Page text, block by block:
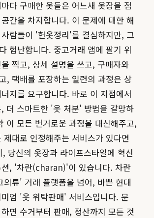
다 구매한 옷들은 어느새 옷장을 점
간을 차지합니다. 이 문제에 대한 해
람들이 '헌옷정리'를 결심하지만, 그
험난합니다. 중고거래 앱에 팔기 위
찍고, 상세 설명을 쓰고, 구매자와
, 택배를 포장하는 일련의 과정은 상
지를 요구합니다. 바로 이 지점에서
더 스마트한 '옷 처분' 방법을 갈망하
이 모든 번거로운 과정을 대신해주고,
제대로 인정해주는 서비스가 있다면
, 당신의 옷장과 라이프스타일에 혁신
션, '차란(charan)'이 있습니다. 차란
의류' 거래 플랫폼을 넘어, 바쁜 현대
엄 '옷 위탁판매' 서비스입니다. 문
면 수거부터 판매, 정산까지 모든 것